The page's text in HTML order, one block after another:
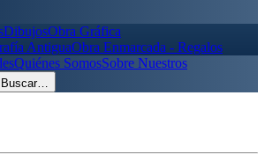
DibujosObra Gráfica
AntiguaObra Enmarcada - Regalos
Quiénes SomosSobre Nuestros
Buscar…